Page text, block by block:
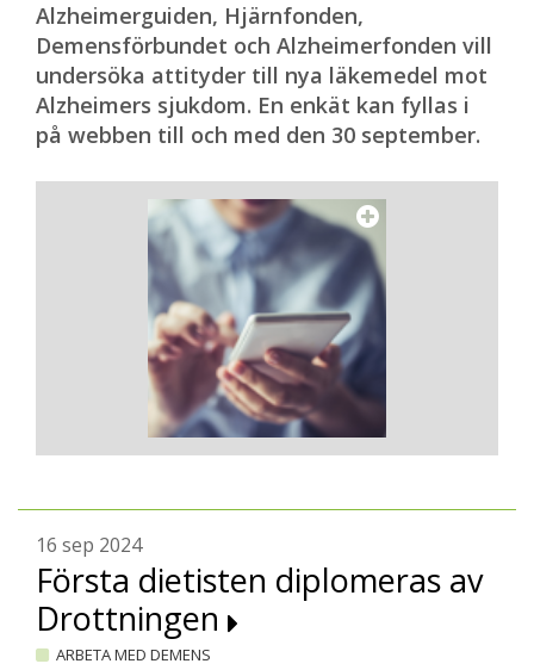
Alzheimerguiden, Hjärnfonden,
Demensförbundet och Alzheimerfonden vill
undersöka attityder till nya läkemedel mot
Alzheimers sjukdom. En enkät kan fyllas i
på webben till och med den 30 september.
16 sep 2024
Första dietisten diplomeras av
Drottningen
ARBETA MED DEMENS